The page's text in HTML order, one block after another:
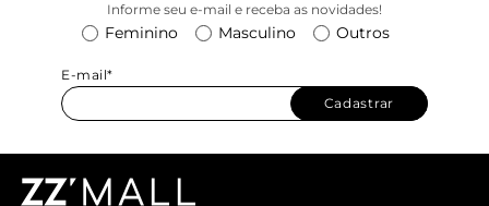
Informe seu e-mail e receba as novidades!
Feminino Masculino Outros
E-mail*
Cadastrar